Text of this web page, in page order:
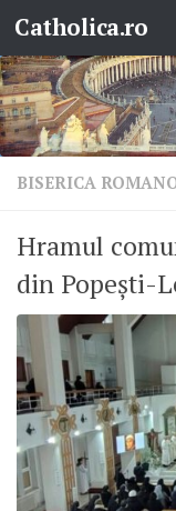
Skip to content
Catholica.ro
BISERICA
Hramul
din Popești-